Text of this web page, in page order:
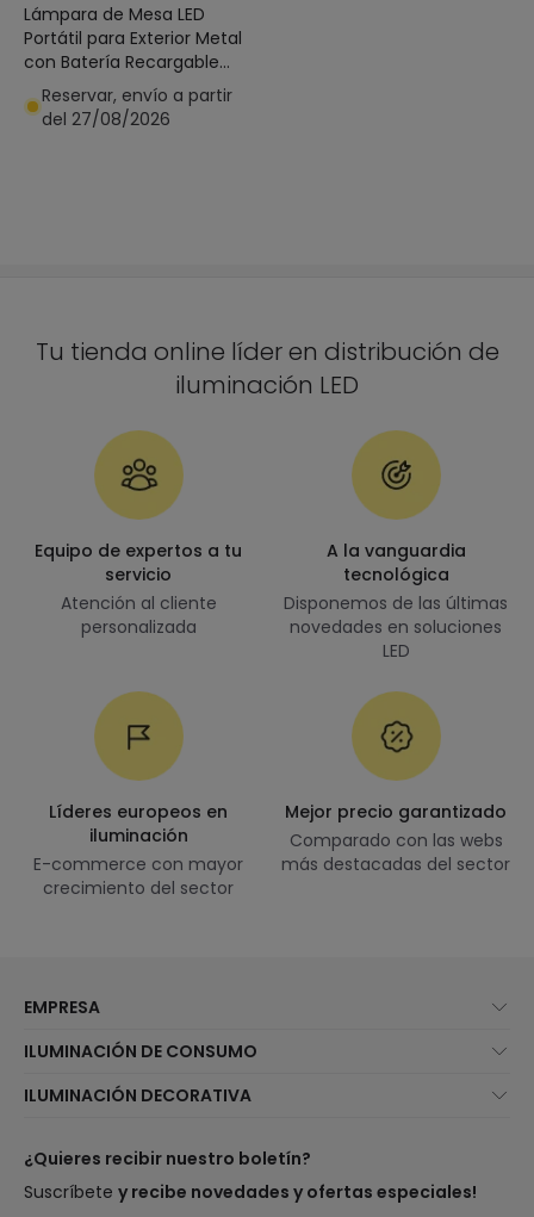
Lámpara de Mesa LED
Portátil para Exterior Metal
con Batería Recargable
Magatzi
Reservar, envío a partir
del 27/08/2026
Tu tienda online líder en distribución de
iluminación LED
Equipo de expertos a tu
servicio
Atención al cliente
personalizada
A la vanguardia
tecnológica
Disponemos de las últimas
novedades en soluciones
LED
Líderes europeos en
iluminación
E-commerce con mayor
crecimiento del sector
Mejor precio garantizado
Comparado con las webs
más destacadas del sector
EMPRESA
Atención al cliente
Métodos de envío
¿Eres profesional?
Tiendas
ILUMINACIÓN DE CONSUMO
Marcas
Calculadora de ahorro LED
Presupuestos
ILUMINACIÓN DECORATIVA
Top Marcas
Espacios
¿Quieres recibir nuestro boletín?
Suscríbete y recibe novedades y ofertas especiales!